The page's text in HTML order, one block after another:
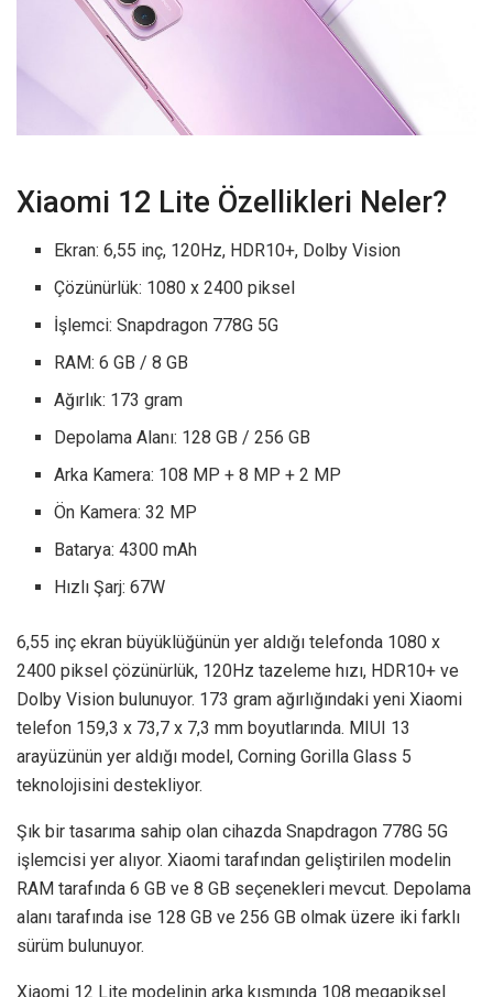
Xiaomi 12 Lite Özellikleri Neler?
Ekran: 6,55 inç, 120Hz, HDR10+, Dolby Vision
Çözünürlük: 1080 x 2400 piksel
İşlemci: Snapdragon 778G 5G
RAM: 6 GB / 8 GB
Ağırlık: 173 gram
Depolama Alanı: 128 GB / 256 GB
Arka Kamera: 108 MP + 8 MP + 2 MP
Ön Kamera: 32 MP
Batarya: 4300 mAh
Hızlı Şarj: 67W
6,55 inç ekran büyüklüğünün yer aldığı telefonda 1080 x
2400 piksel çözünürlük, 120Hz tazeleme hızı, HDR10+ ve
Dolby Vision bulunuyor. 173 gram ağırlığındaki yeni Xiaomi
telefon 159,3 x 73,7 x 7,3 mm boyutlarında. MIUI 13
arayüzünün yer aldığı model, Corning Gorilla Glass 5
teknolojisini destekliyor.
Şık bir tasarıma sahip olan cihazda Snapdragon 778G 5G
işlemcisi yer alıyor. Xiaomi tarafından geliştirilen modelin
RAM tarafında 6 GB ve 8 GB seçenekleri mevcut. Depolama
alanı tarafında ise 128 GB ve 256 GB olmak üzere iki farklı
sürüm bulunuyor.
Xiaomi 12 Lite modelinin arka kısmında 108 megapiksel